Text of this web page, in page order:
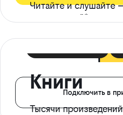
Читайте и слушайте
ограничений*
Книги
Тысячи произведений
Подключить в